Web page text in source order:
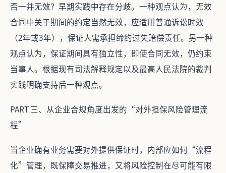
否一并无效？早期实践中存在分歧。一种观点认为，无效
合同中关于期间的约定当然无效，应适用普通诉讼时效
（2年或3年），保证人需承担缔约过失赔偿责任。另一种
观点认为，保证期间具有独立性，即使合同无效，仍约束
当事人。根据现有司法解释规定以及最高人民法院的裁判
实践明确支持后一种观点。
PART 三、从企业合规角度出发的“对外担保风险管理流
程”
当企业确有业务需要对外提供保证时，内部应如何“流程
化”管理，既保障交易推进，又将风险控制在尽可能有限